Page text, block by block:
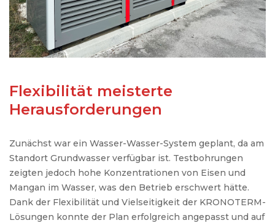
Flexibilität meisterte
Herausforderungen
Zunächst war ein Wasser-Wasser-System geplant, da am
Standort Grundwasser verfügbar ist. Testbohrungen
zeigten jedoch hohe Konzentrationen von Eisen und
Mangan im Wasser, was den Betrieb erschwert hätte.
Dank der Flexibilität und Vielseitigkeit der KRONOTERM-
Lösungen konnte der Plan erfolgreich angepasst und auf